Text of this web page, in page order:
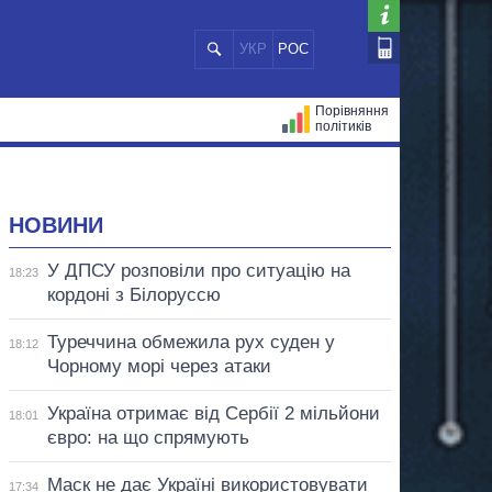
УКР РОС
Порівняння
політиків
НОВИНИ
18:23
У ДПСУ розповіли про ситуацію на
кордоні з Білоруссю
18:12
Туреччина обмежила рух суден у
Чорному морі через атаки
18:01
Україна отримає від Сербії 2 мільйони
євро: на що спрямують
17:34
Маск не дає Україні використовувати